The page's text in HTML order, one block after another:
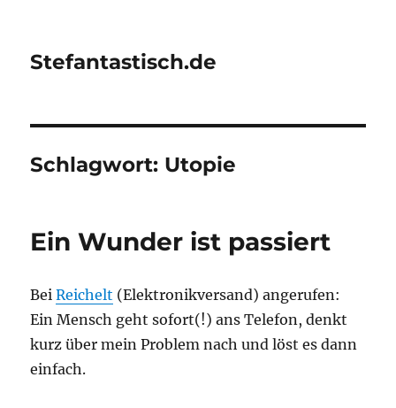
Stefantastisch.de
Schlagwort: Utopie
Ein Wunder ist passiert
BeiReichelt (Elektronikversand) angerufen:
Ein Mensch geht sofort(!) ans Telefon, denkt
kurz über mein Problem nach und löst es dann
einfach.